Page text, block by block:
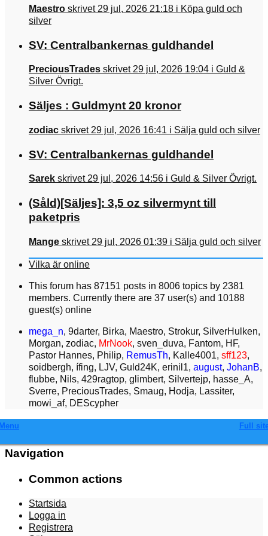
Maestro skrivet 29 jul, 2026 21:18 i Köpa guld och
silver
SV: Centralbankernas guldhandel
PreciousTrades skrivet 29 jul, 2026 19:04 i Guld &
Silver Övrigt.
Säljes : Guldmynt 20 kronor
zodiac skrivet 29 jul, 2026 16:41 i Sälja guld och silver
SV: Centralbankernas guldhandel
Sarek skrivet 29 jul, 2026 14:56 i Guld & Silver Övrigt.
(Såld)[Säljes]: 3,5 oz silvermynt till
paketpris
Mange skrivet 29 jul, 2026 01:39 i Sälja guld och silver
Vilka är online
This forum has 87151 posts in 8006 topics by 2381
members. Currently there are 37 user(s) and 10188
guest(s) online
mega_n, 9darter, Birka, Maestro, Strokur, SilverHulken,
Morgan, zodiac, MrNook, sven_duva, Fantom, HF,
Pastor Hannes, Philip, RemusTh, Kalle4001, sff123,
soidbergh, ífing, LJV, Guld24K, erinil1, august, JohanB,
flubbe, Nils, 429ragtop, glimbert, Silvertejp, hasse_A,
Sverre, PreciousTrades, Smaug, Hodja, Lassiter,
mowi_af, DEScypher
Full
Navigation
Common actions
Startsida
Logga in
Registrera